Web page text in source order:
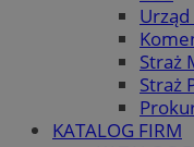
Straż
Straż
KATALOG FIRM